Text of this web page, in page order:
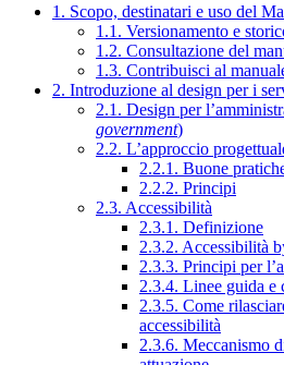
1. Scopo, destinatari e uso del
1.1. Versionamento e
1.2. Consultazione del
1.3. Contribuisci al
2. Introduzione al design per i
2.1. Design per
government)
2.2. L’approccio
2.2.1. Buone
2.2.2. Principi
2.3. Accessibilità
2.3.1. Definizione
2.3.2. Accessibilità
2.3.3. Principi per
2.3.4. Linee guida e
2.3.5. Come
accessibilità
2.3.6. Meccanismo